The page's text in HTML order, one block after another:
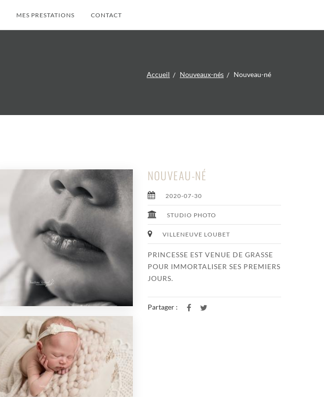
MES PRESTATIONS CONTACT
Accueil Nouveaux-nés Nouveau-né
NOUVEAU-NÉ
2020-07-30
STUDIO PHOTO
VILLENEUVE LOUBET
PRINCESSE EST VENUE DE GRASSE
POUR IMMORTALISER SES PREMIERS
JOURS.
Partager :